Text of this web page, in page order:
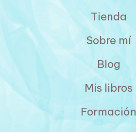
Tienda
Sobre mí
Blog
Mis libros
Formación